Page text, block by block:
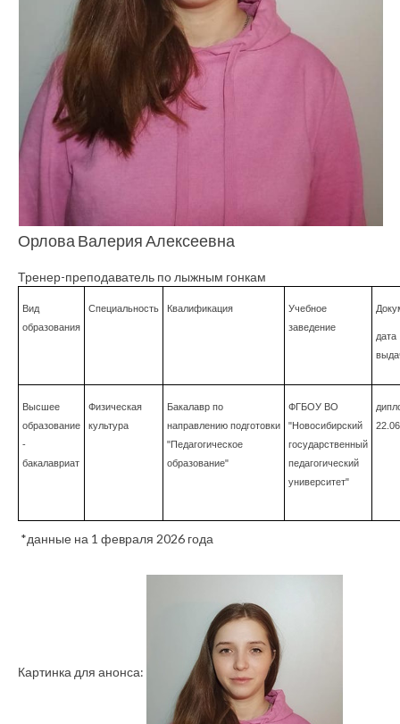
Орлова Валерия Алексеевна
Тренер-преподаватель по лыжным гонкам
Вид
образования
Специальность Квалификация
Учебное
заведение
дата
Высшее
образование
-
бакалавриат
Физическая
культура
Бакалавр по
направлению подготовки
"Педагогическое
образование"
ФГБОУ ВО
"Новосибирский
государственный
педагогический
университет"
*данные на 1 февраля 2026 года
Картинка для анонса: